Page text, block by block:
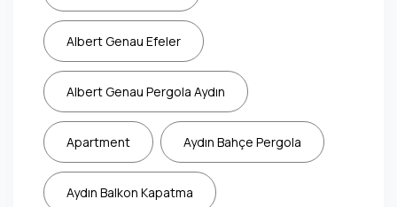
Albert Genau Efeler
Albert Genau Pergola Aydın
Apartment Aydın Bahçe Pergola
Aydın Balkon Kapatma